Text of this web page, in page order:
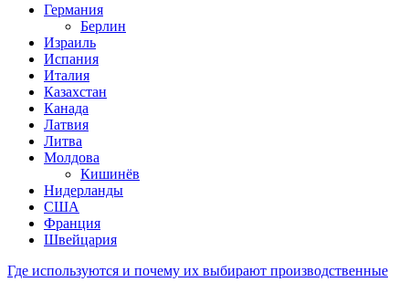
Германия
Берлин
Израиль
Испания
Италия
Казахстан
Канада
Латвия
Литва
Молдова
Кишинёв
Нидерланды
США
Франция
Швейцария
Где используются и почему их выбирают производственные